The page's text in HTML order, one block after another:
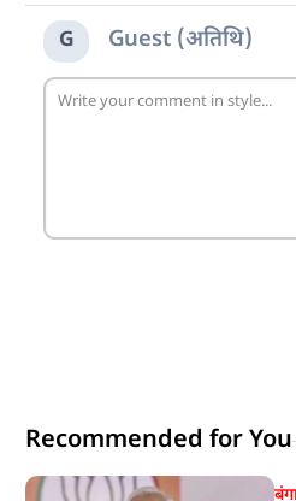
G Guest (अतिथि)
Recommended for You